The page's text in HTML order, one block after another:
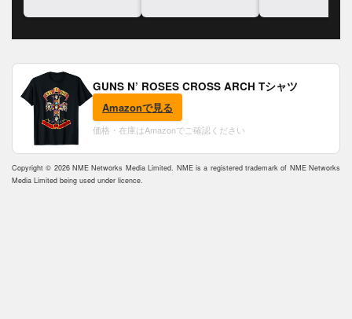
GUNS N’ ROSES CROSS ARCH Tシャツ
Amazonで見る
価格・在庫はAmazonでご確認ください
Copyright © 2026 NME Networks Media Limited. NME is a registered trademark of NME Networks
Media Limited being used under licence.